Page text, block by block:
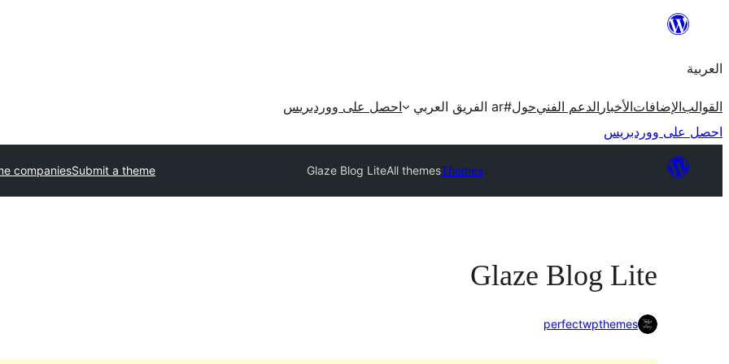
المحتوى
العربية
القوالبالإضافاتالأخبار الدعم الفنيحول#ar الفريق العربي
احصل على ووردبريس
احصل على ووردبريس
Themes
All themes
Glaze Blog Lite
Submit a theme
companies
Glaze Blog Lite
perfectwpthemes